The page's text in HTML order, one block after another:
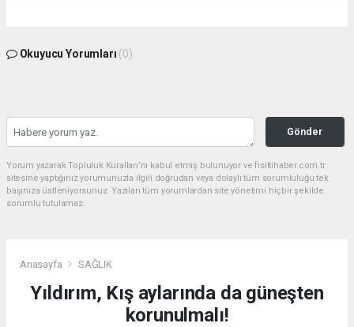
Okuyucu Yorumları (0)
Gönder
Yorum yazarak Topluluk Kuralları’nı kabul etmiş bulunuyor ve fisiltihaber.com.tr
sitesine yaptığınız yorumunuzla ilgili doğrudan veya dolaylı tüm sorumluluğu tek
başınıza üstleniyorsunuz. Yazılan tüm yorumlardan site yönetimi hiçbir şekilde
sorumlu tutulamaz.
Anasayfa SAĞLIK
Yıldırım, Kış aylarında da güneşten
korunulmalı!